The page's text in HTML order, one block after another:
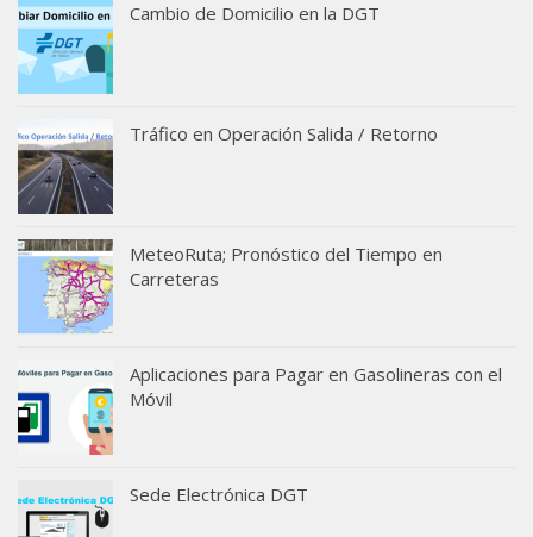
Cambio de Domicilio en la DGT
Tráfico en Operación Salida / Retorno
MeteoRuta; Pronóstico del Tiempo en
Carreteras
Aplicaciones para Pagar en Gasolineras con el
Móvil
Sede Electrónica DGT